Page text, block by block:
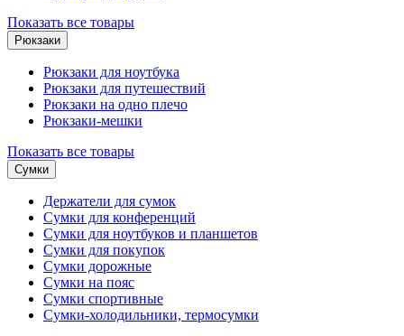
Показать все товары
Рюкзаки
Рюкзаки для ноутбука
Рюкзаки для путешествий
Рюкзаки на одно плечо
Рюкзаки-мешки
Показать все товары
Сумки
Держатели для сумок
Сумки для конференций
Сумки для ноутбуков и планшетов
Сумки для покупок
Сумки дорожные
Сумки на пояс
Сумки спортивные
Сумки-холодильники, термосумки